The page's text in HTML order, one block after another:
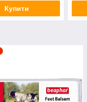
Купити